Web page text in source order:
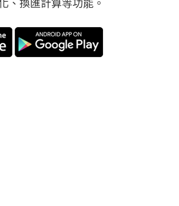
、換匯計算等功能。